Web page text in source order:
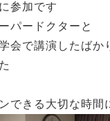
参加です
パードクターと
会で講演したばか
できる大切な時間